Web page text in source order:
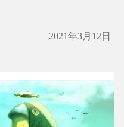
2021年3月12日